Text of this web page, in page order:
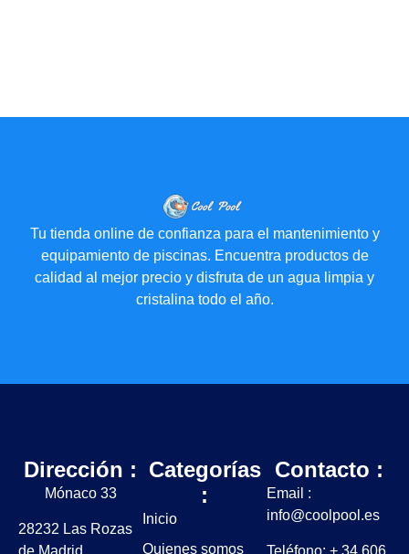
Tu tienda online de confianza para el mantenimiento y
equipamiento de piscinas. Encuentra productos de
calidad al mejor precio y disfruta de un agua limpia y
cristalina todo el año.
Dirección :
Mónaco 33
28232 Las Rozas
de Madrid
Categorías
:
Inicio
Quienes somos
Contacto :
Email :
info@coolpool.es
Teléfono: + 34 606